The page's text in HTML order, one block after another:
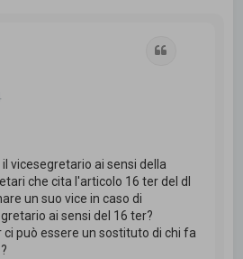
vicesegretario ai sensi della
che cita l'articolo 16 ter del dl
un suo vice in caso di
ai sensi del 16 ter?
ci può essere un sostituto di chi fa